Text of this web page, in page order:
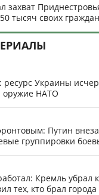
захват
тысяч своих
Украины
оружие НАТО
Путин
группировки
Кремль убрал
тех, кто брал города